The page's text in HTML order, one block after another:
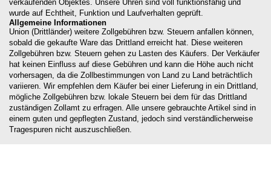
verkaufenden Objektes. Unsere Uhren sind voll funktionsfähig und
wurde auf Echtheit, Funktion und Laufverhalten geprüft.
Allgemeine Informationen
Union (Drittländer) weitere Zollgebühren bzw. Steuern anfallen können,
sobald die gekaufte Ware das Drittland erreicht hat. Diese weiteren
Zollgebühren bzw. Steuern gehen zu Lasten des Käufers. Der Verkäufer
hat keinen Einfluss auf diese Gebühren und kann die Höhe auch nicht
vorhersagen, da die Zollbestimmungen von Land zu Land beträchtlich
variieren. Wir empfehlen dem Käufer bei einer Lieferung in ein Drittland,
mögliche Zollgebühren bzw. lokale Steuern bei dem für das Drittland
zuständigen Zollamt zu erfragen. Alle unsere gebrauchte Artikel sind in
einem guten und gepflegten Zustand, jedoch sind verständlicherweise
Tragespuren nicht auszuschließen.